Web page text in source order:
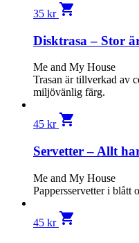
35 kr shopping_cart
Disktrasa – Stor
Me and My House
Trasan är tillverkad av
miljövänlig färg.
45 kr shopping_cart
Servetter – Allt
Me and My House
Pappersservetter i blått
45 kr shopping_cart